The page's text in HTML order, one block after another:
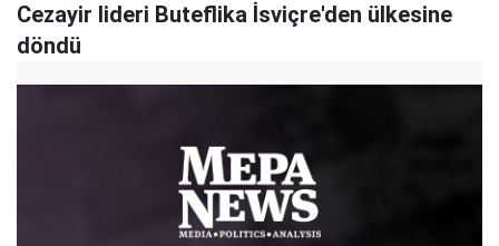
Cezayir lideri Buteflika İsviçre'den ülkesine
döndü